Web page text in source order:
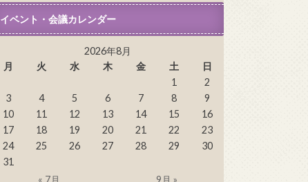
イベント・会議カレンダー
2026年8月
月
火 水 木 金 土
日
1
2
3
4 5 6 7 8
9
10
11 12 13 14 15
16
17
18 19 20 21 22
23
24
25 26 27 28 29
30
31